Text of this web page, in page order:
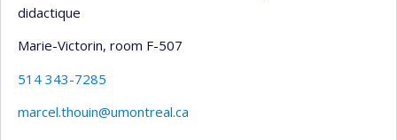
didactique
Marie-Victorin, room F-507
514 343-7285
marcel.thouin@umontreal.ca